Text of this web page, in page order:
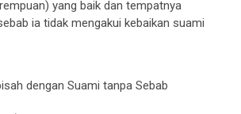
yang baik dan tempatnya
ia tidak mengakui kebaikan suami
dengan Suami tanpa Sebab